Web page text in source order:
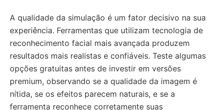
A qualidade da simulação é um fator decisivo na sua
experiência. Ferramentas que utilizam tecnologia de
reconhecimento facial mais avançada produzem
resultados mais realistas e confiáveis. Teste algumas
opções gratuitas antes de investir em versões
premium, observando se a qualidade da imagem é
nítida, se os efeitos parecem naturais, e se a
ferramenta reconhece corretamente suas